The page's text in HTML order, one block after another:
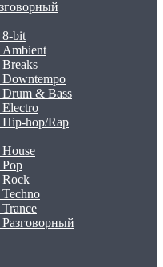
8-bit
& Bass
hop/Rap
Rock